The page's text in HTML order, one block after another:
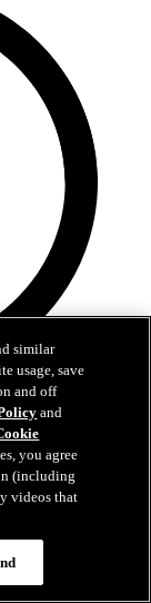
Hurricanes
de
similar
usage, save
and off
and
you agree
(including
videos that